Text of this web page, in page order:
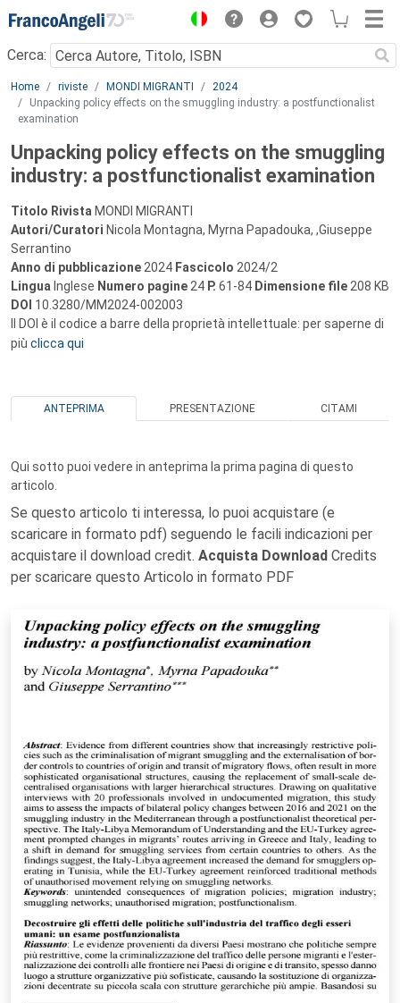
Menu
Cerca:
Main content
Home riviste MONDI MIGRANTI
2024
Unpacking policy effects on the smuggling industry: a postfunctionalist
examination
Unpacking policy effects on the smuggling
industry: a postfunctionalist examination
Titolo Rivista MONDI MIGRANTI
Autori/Curatori Nicola Montagna, Myrna Papadouka, ,Giuseppe
Serrantino
Anno di pubblicazione 2024 Fascicolo 2024/2
Lingua Inglese Numero pagine 24 P. 61-84 Dimensione file 208 KB
DOI 10.3280/MM2024-002003
Il DOI è il codice a barre della proprietà intellettuale: per saperne di
più clicca qui
ANTEPRIMA PRESENTAZIONE CITAMI
Qui sotto puoi vedere in anteprima la prima pagina di questo
articolo.
Se questo articolo ti interessa, lo puoi acquistare (e
scaricare in formato pdf) seguendo le facili indicazioni per
acquistare il download credit. Acquista Download Credits
per scaricare questo Articolo in formato PDF